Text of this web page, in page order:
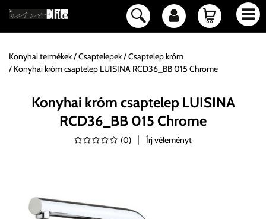
Konyhai termékek Csaptelepek
Csaptelep króm
Konyhai króm csaptelep LUISINA RCD36_BB 015 Chrome
Konyhai króm csaptelep LUISINA
RCD36_BB 015 Chrome
(0) Írj véleményt